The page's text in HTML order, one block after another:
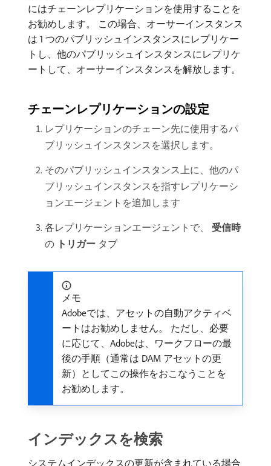
にはチェーンレプリケーションを使用することを
お勧めします。 この場合、オーサーインスタンス
は 1 つのパブリッシュインスタンスにレプリケー
トし、他のパブリッシュインスタンスにレプリケ
ートして、オーサーインスタンスを解放します。
チェーンレプリケーションの設定
レプリケーションのチェーン先に使用するパ
ブリッシュインスタンスを選択します。
そのパブリッシュインスタンス上に、他のパ
ブリッシュインスタンスを指すレプリケーシ
ョンエージェントを追加します
各レプリケーションエージェントで、 受信時
の トリガー タブ
メモ
Adobeでは、アセットの自動アクティベ
ートはお勧めしません。 ただし、必要
に応じて、Adobeは、ワークフローの最
後の手順（通常は DAM アセットの更
新）としてこの操作をおこなうことを
お勧めします。
インデックスを検索
システムインデックスの更新が含まれている場合